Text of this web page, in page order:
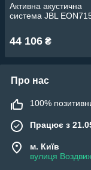
Активна акустична
система JBL
44 106 ₴
Про нас
100%
Працює з
м. Київ
вулиця